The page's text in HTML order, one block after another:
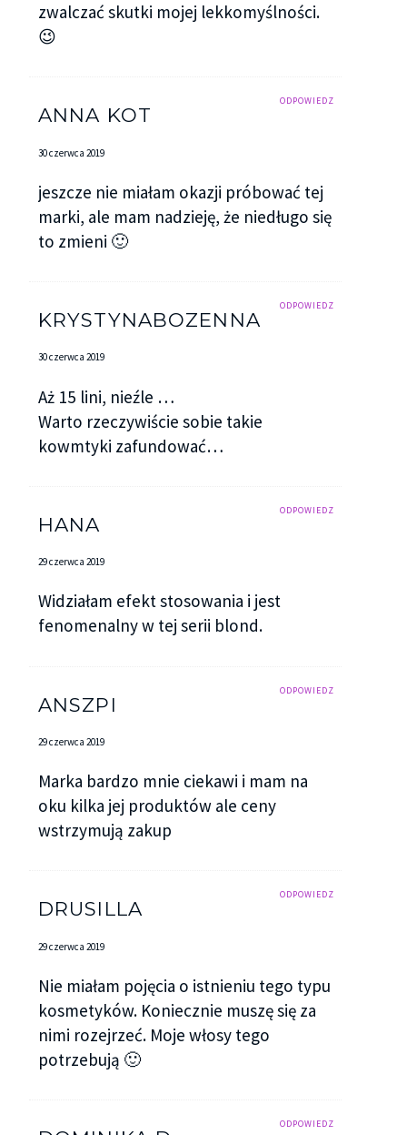
zwalczać skutki mojej lekkomyślności.
😉
ODPOWIEDZ
ANNA KOT
30 czerwca 2019
jeszcze nie miałam okazji próbować tej
marki, ale mam nadzieję, że niedługo się
to zmieni 🙂
ODPOWIEDZ
KRYSTYNABOZENNA
30 czerwca 2019
Aż 15 lini, nieźle …
Warto rzeczywiście sobie takie
kowmtyki zafundować…
ODPOWIEDZ
HANA
29 czerwca 2019
Widziałam efekt stosowania i jest
fenomenalny w tej serii blond.
ODPOWIEDZ
ANSZPI
29 czerwca 2019
Marka bardzo mnie ciekawi i mam na
oku kilka jej produktów ale ceny
wstrzymują zakup
ODPOWIEDZ
DRUSILLA
29 czerwca 2019
Nie miałam pojęcia o istnieniu tego typu
kosmetyków. Koniecznie muszę się za
nimi rozejrzeć. Moje włosy tego
potrzebują 🙂
ODPOWIEDZ